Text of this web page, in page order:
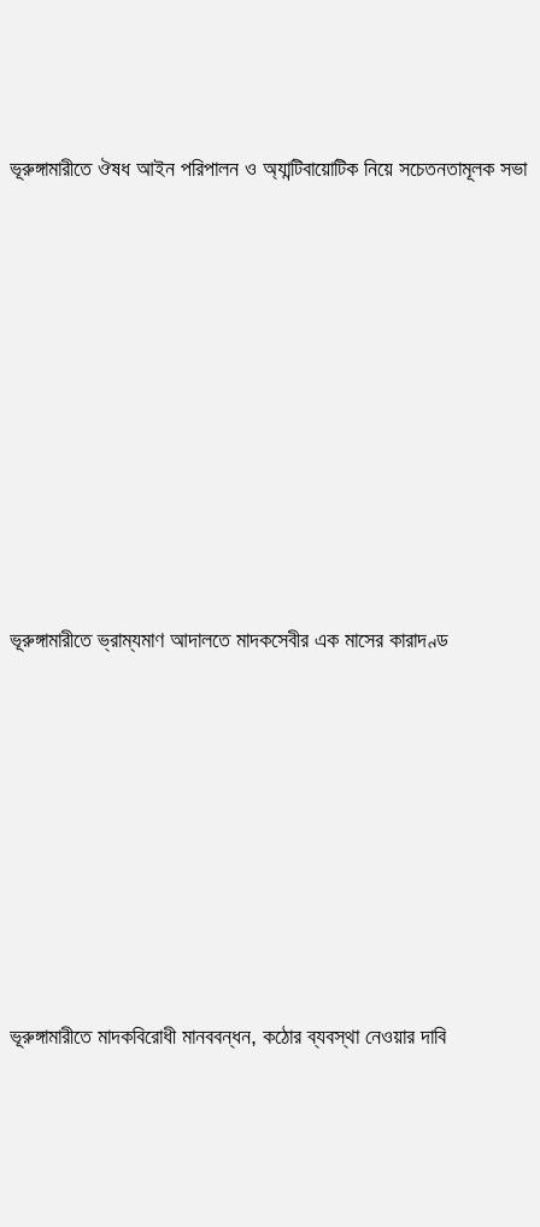
ভূরুঙ্গামারীতে ঔষধ আইন পরিপালন ও অ্যান্টিবায়োটিক নিয়ে সচেতনতামূলক সভা
ভূরুঙ্গামারীতে ভ্রাম্যমাণ আদালতে মাদকসেবীর এক মাসের কারাদণ্ড
ভূরুঙ্গামারীতে মাদকবিরোধী মানববন্ধন, কঠোর ব্যবস্থা নেওয়ার দাবি